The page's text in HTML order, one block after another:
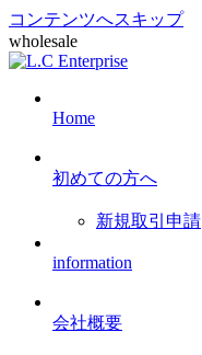
コンテンツへスキップ
wholesale
Home
初めての方へ
新規取引申請
information
会社概要